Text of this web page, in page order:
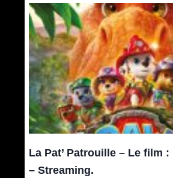
La Pat’ Patrouille – Le film
– Streaming.